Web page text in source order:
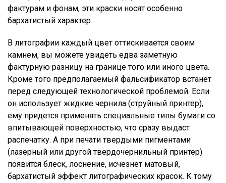
фактурам и фонам, эти краски носят особенно
бархатистый характер.
В литографии каждый цвет оттискивается своим
камнем, вы можете увидеть едва заметную
фактурную разницу на границе того или иного цвета.
Кроме того предполагаемый фальсификатор встанет
перед следующей технологической проблемой. Если
он использует жидкие чернила (струйный принтер),
ему придется применять специальные типы бумаги со
впитывающей поверхностью, что сразу выдаст
распечатку. А при печати твердыми пигментами
(лазерный или другой твердочернильный принтер)
появится блеск, лоснение, исчезнет матовый,
бархатистый эффект литографических красок. К тому